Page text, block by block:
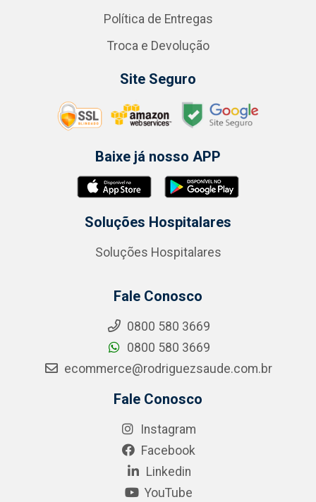
Política de Entregas
Troca e Devolução
Site Seguro
Baixe já nosso APP
Soluções Hospitalares
Soluções Hospitalares
Fale Conosco
0800 580 3669
0800 580 3669
ecommerce@rodriguezsaude.com.br
Fale Conosco
Instagram
Facebook
Linkedin
YouTube